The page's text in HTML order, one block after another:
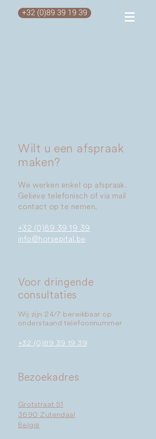
+32 (0)89 39 19 39
Wilt u een afspraak
maken?
We werken enkel op afspraak.
Gelieve telefonisch of via mail
contact op te nemen.
+32 (0)89 39 19 39
info@horsepital.be
Voor dringende
consultaties
Wij zijn 24/7 bereikbaar op
onderstaand telefoonnummer
+32 (0)89 39 19 39
​Bezoekadres
Grotstraat 51
3690 Zutendaal
België